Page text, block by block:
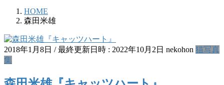
HOME
森田米雄
2018年1月8日 / 最終更新日時 : 2022年10月2日 nekohon 猫写真
集